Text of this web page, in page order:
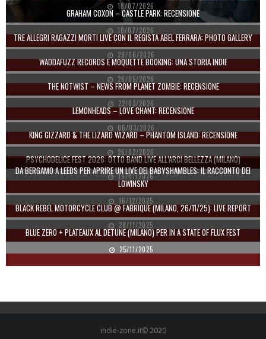
18/07/2026
GRAHAM COXON – CASTLE PARK: RECENSIONE
10/07/2026
TRE ALLEGRI RAGAZZI MORTI LIVE CON IL REGISTA ABEL FERRARA: PHOTO GALLERY
29/06/2026
WADDAFUZZ RECORDS E MOQUETTE BOOKING: UNA STORIA INDIE
26/05/2026
THE NOTWIST – NEWS FROM PLANET ZOMBIE: RECENSIONE
22/03/2026
LEMONHEADS – LOVE CHANT: RECENSIONE
06/03/2026
KING GIZZARD & THE LIZARD WIZARD – PHANTOM ISLAND: RECENSIONE
26/02/2026
PSYCHODELICE FEST 2026: OTTO BAND LIVE ALL’ARCI BELLEZZA (MILANO)
19/01/2026
DA BERGAMO A LEEDS PER APRIRE UN LIVE DEI BABYSHAMBLES: IL RACCONTO DEI
LOWINSKY
16/12/2025
BLACK REBEL MOTORCYCLE CLUB @ FABRIQUE (MILANO, 26/11/25): LIVE REPORT
28/11/2025
BLUE ZERO + PLATEAUX AL DETUNE (MILANO) PER IN A STATE OF FLUX FEST
25/11/2025
indie-zone.it© 2020